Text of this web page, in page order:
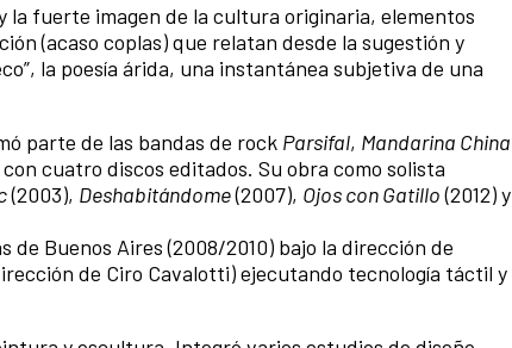
la fuerte imagen de la cultura originaria, elementos
(acaso coplas) que relatan desde la sugestión y
la poesía árida, una instantánea subjetiva de una
parte de las bandas de rock Parsifal, Mandarina China
cuatro discos editados. Su obra como solista
(2003), Deshabitándome(2007), Ojos con Gatillo(2012) y
Buenos Aires (2008/2010) bajo la dirección de
de Ciro Cavalotti) ejecutando tecnología táctil y